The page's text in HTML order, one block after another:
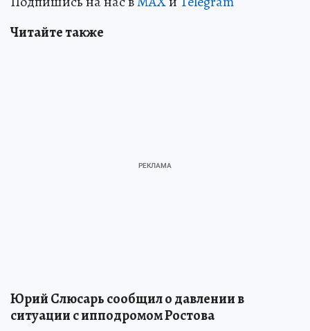
Читайте также
Юрий Слюсарь сообщил о давлении в
ситуации с ипподромом Ростова